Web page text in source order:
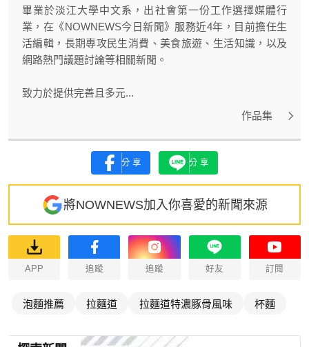
畢業於淡江大學中文系，出社會第一份工作選擇媒體行
業，在《NOWNEWS今日新聞》服務近4年，目前擔任生
活編輯，長期專攻民生消費、美食旅遊、生活知識，以及
網路熱門議題討論等相關新聞。
致力於提供完善且多元...
作品集
分享 分享
將NOWNEWS加入你喜愛的新聞來源
APP 追蹤 追蹤 好友 訂閱
泡麵推薦 拉麵道 拉麵道特濃豚骨風味 杯麵